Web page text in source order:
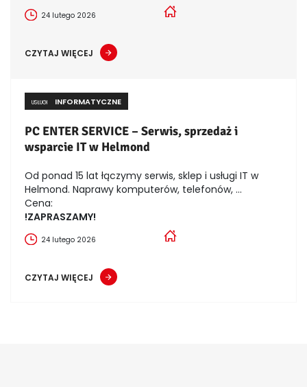
24 lutego 2026
CZYTAJ WIĘCEJ
USŁUGI INFORMATYCZNE
PC ENTER SERVICE – Serwis, sprzedaż i
wsparcie IT w Helmond
Od ponad 15 lat łączymy serwis, sklep i usługi IT w
Helmond. Naprawy komputerów, telefonów, ...
Cena:
!ZAPRASZAMY!
24 lutego 2026
CZYTAJ WIĘCEJ